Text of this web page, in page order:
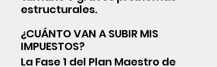
estructurales.
¿CUÁNTO VAN A SUBIR MIS
IMPUESTOS?
La Fase 1 del Plan Maestro de